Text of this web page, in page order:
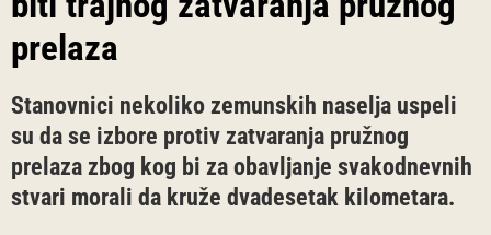
prelaza
Stanovnici nekoliko zemunskih naselja uspeli
su da se izbore protiv zatvaranja pružnog
prelaza zbog kog bi za obavljanje svakodnevnih
stvari morali da kruže dvadesetak kilometara.